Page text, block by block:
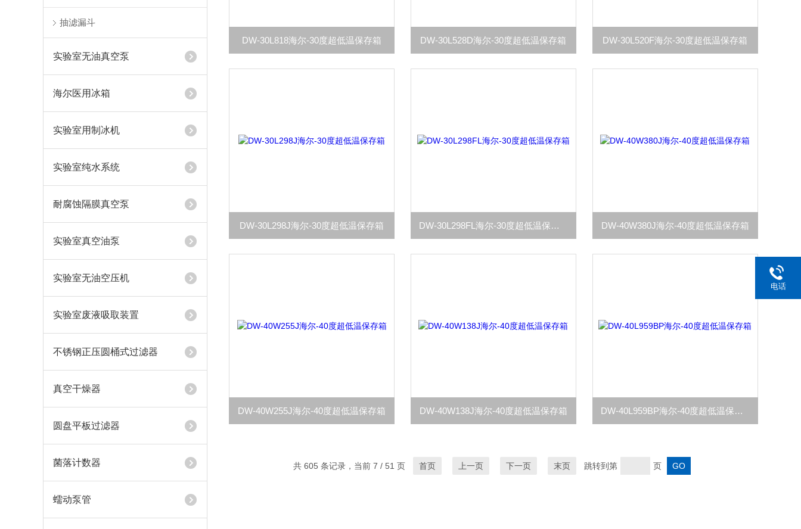
抽滤漏斗
实验室无油真空泵
海尔医用冰箱
实验室用制冰机
实验室纯水系统
耐腐蚀隔膜真空泵
实验室真空油泵
实验室无油空压机
实验室废液吸取装置
不锈钢正压圆桶式过滤器
真空干燥器
圆盘平板过滤器
菌落计数器
蠕动泵管
DW-30L818海尔-30度超低温保存箱 DW-30L528D海尔-30度超低温保存箱 DW-30L520F海尔-30度超低温保存箱
DW-30L298J海尔-30度超低温保存箱 DW-30L298FL海尔-30度超低温保存箱 DW-40W380J海尔-40度超低温保存箱
DW-40W255J海尔-40度超低温保存箱 DW-40W138J海尔-40度超低温保存箱 DW-40L959BP海尔-40度超低温保存箱
共 605 条记录，当前 7 / 51 页 首页 上一页 下一页 末页 跳转到第 页
电话